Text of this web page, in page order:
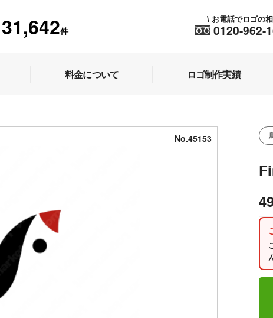
31,642件 0120-962-
\ お電話でロゴの
料金について ロゴ制作実績
No.45153